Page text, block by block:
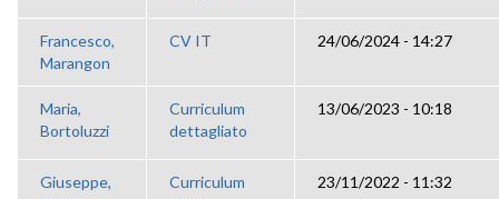
Francesco,
Marangon
CV IT 24/06/2024 - 14:27
Maria,
Bortoluzzi
Curriculum
dettagliato
13/06/2023 - 10:18
Giuseppe,
Curriculum
23/11/2022 - 11:32